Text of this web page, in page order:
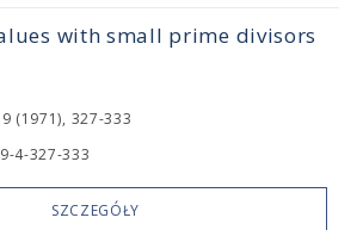
with small prime divisors
(1971), 327-333
4-327-333
SZCZEGÓŁY